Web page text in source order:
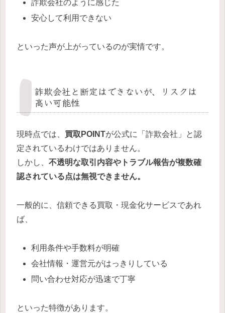
詐欺会社のように感じた
安心して利用できない
といった声が上がっているのが実情です。
詐欺会社と断定はできないが、リスクは
高い可能性
現時点では、 買取POINTが公式に「詐欺会社」と認
定されているわけではありません。
しかし、 不透明な取引内容やトラブル報告が複数確
認されている点は無視できません。
一般的に、信頼できる買取・現金化サービスであれ
ば、
利用条件や手数料が明確
会社情報・運営元がはっきりしている
問い合わせ対応が迅速で丁寧
といった特徴があります。